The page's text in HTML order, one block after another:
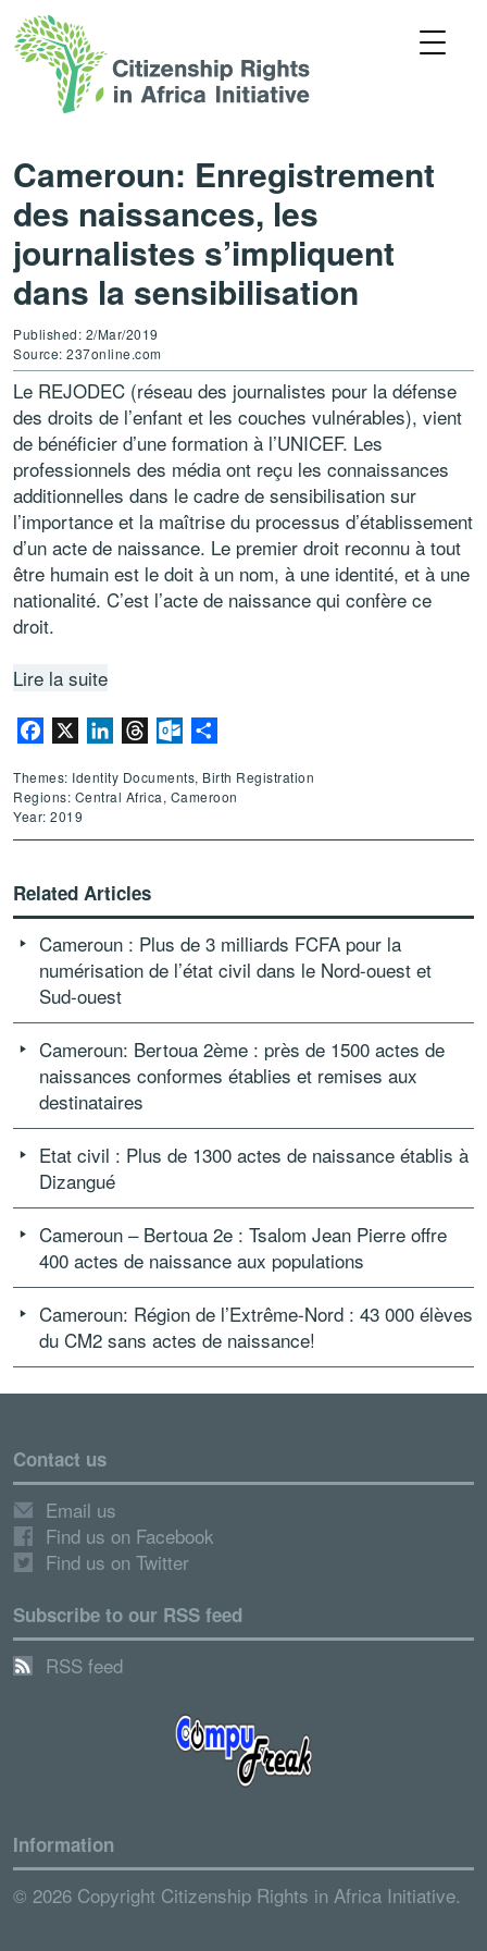
Cameroun: Enregistrement
des naissances, les
journalistes s’impliquent
dans la sensibilisation
Published: 2/Mar/2019
Source: 237online.com
Le REJODEC (réseau des journalistes pour la défense
des droits de l’enfant et les couches vulnérables), vient
de bénéficier d’une formation à l’UNICEF. Les
professionnels des média ont reçu les connaissances
additionnelles dans le cadre de sensibilisation sur
l’importance et la maîtrise du processus d’établissement
d’un acte de naissance. Le premier droit reconnu à tout
être humain est le doit à un nom, à une identité, et à une
nationalité. C’est l’acte de naissance qui confère ce
droit.
Lire la suite
Facebook LinkedInThreadsOutlook.com
Themes: Identity Documents, Birth Registration
Regions: Central Africa, Cameroon
Year: 2019
Related Articles
Cameroun : Plus de 3 milliards FCFA pour la
numérisation de l’état civil dans le Nord-ouest et
Sud-ouest
Cameroun: Bertoua 2ème : près de 1500 actes de
naissances conformes établies et remises aux
destinataires
Etat civil : Plus de 1300 actes de naissance établis à
Dizangué
Cameroun – Bertoua 2e : Tsalom Jean Pierre offre
400 actes de naissance aux populations
Cameroun: Région de l’Extrême-Nord : 43 000 élèves
du CM2 sans actes de naissance!
Contact us
Email us
Find us on Facebook
Find us on Twitter
Subscribe to our RSS feed
RSS feed
Information
© 2026 Copyright Citizenship Rights in Africa Initiative.